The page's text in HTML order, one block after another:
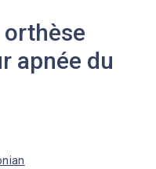
apnée du